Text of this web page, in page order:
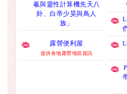
羲與靈性計算機先天八
卦、白帝少昊與鳥人
族」
露營便利屋
提供各地露營地區資訊